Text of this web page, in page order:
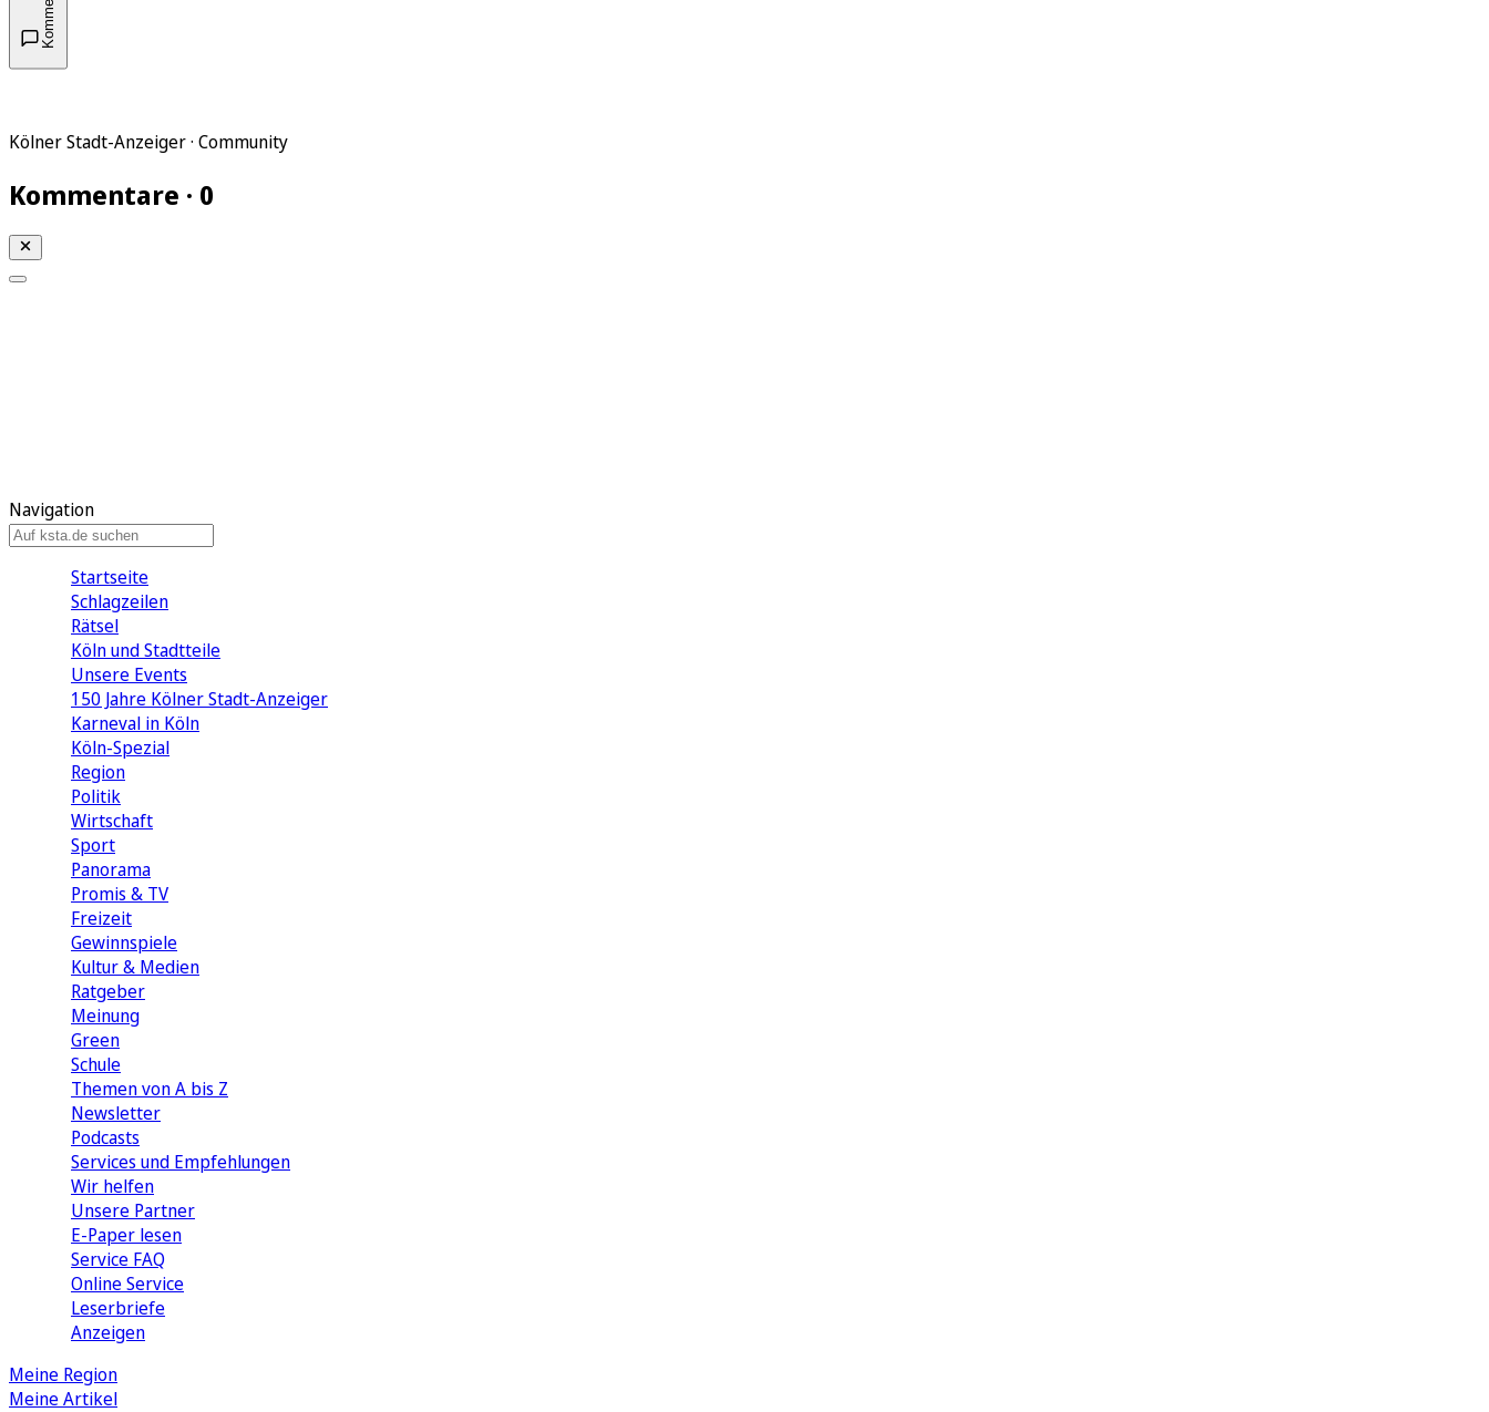
Kölner Stadt-Anzeiger · Community
Kommentare · 0
Navigation
Startseite
Schlagzeilen
Rätsel
Köln und Stadtteile
Unsere Events
150 Jahre Kölner Stadt-Anzeiger
Karneval in Köln
Köln-Spezial
Region
Politik
Wirtschaft
Sport
Panorama
Promis & TV
Freizeit
Gewinnspiele
Kultur & Medien
Ratgeber
Meinung
Green
Schule
Themen von A bis Z
Newsletter
Podcasts
Services und Empfehlungen
Wir helfen
Unsere Partner
E-Paper lesen
Service FAQ
Online Service
Leserbriefe
Anzeigen
Meine Region
Meine Artikel